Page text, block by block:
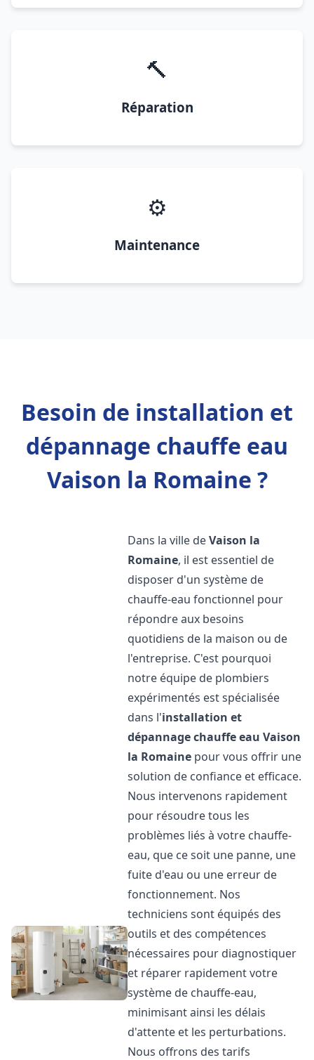
🔨
Réparation
⚙️
Maintenance
Besoin de installation et
dépannage chauffe eau
Vaison la Romaine ?
Dans la ville deVaison la
Romaine, il est essentiel de
disposer d'un système de
chauffe-eau fonctionnel pour
répondre aux besoins
quotidiens de la maison ou de
l'entreprise. C'est pourquoi
notre équipe de plombiers
expérimentés est spécialisée
dans l'installation et
dépannage chauffe eau Vaison
la Romaine pour vous offrir une
solution de confiance et efficace.
Nous intervenons rapidement
pour résoudre tous les
problèmes liés à votre chauffe-
eau, que ce soit une panne, une
fuite d'eau ou une erreur de
fonctionnement. Nos
techniciens sont équipés des
outils et des compétences
nécessaires pour diagnostiquer
et réparer rapidement votre
système de chauffe-eau,
minimisant ainsi les délais
d'attente et les perturbations.
Nous offrons des tarifs